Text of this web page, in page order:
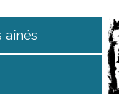
aînés